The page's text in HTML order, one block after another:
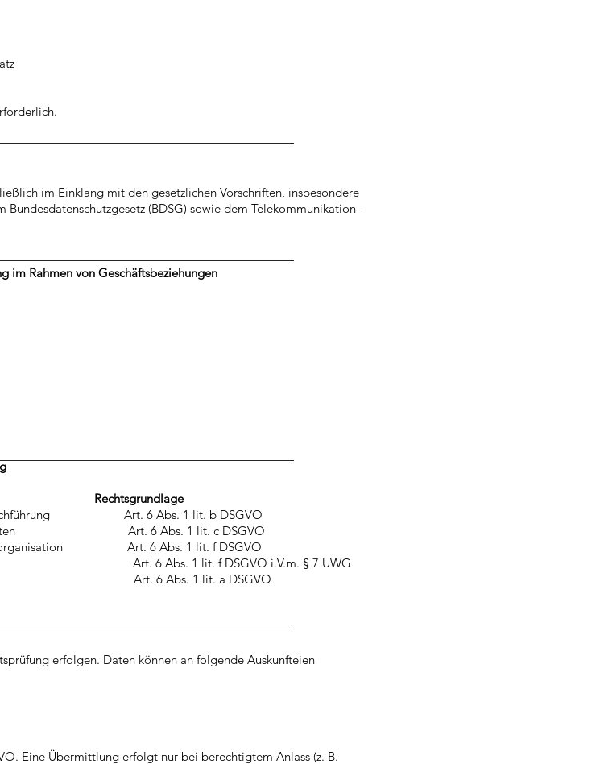
im Einklang mit den gesetzlichen Vorschriften, insbesondere
(BDSG) sowie dem Telekommunikation-
im Rahmen von Geschäftsbeziehungen
Art. 6 Abs. 1 lit. b DSGVO
Pflichten Art. 6 Abs. 1 lit. c DSGVO
Art. 6 Abs. 1 lit. f DSGVO
6 Abs. 1 lit. f DSGVO i.V.m. § 7 UWG
Art. 6 Abs. 1 lit. a DSGVO
erfolgen. Daten können an folgende Auskunfteien
Eine Übermittlung erfolgt nur bei berechtigtem Anlass (z. B.